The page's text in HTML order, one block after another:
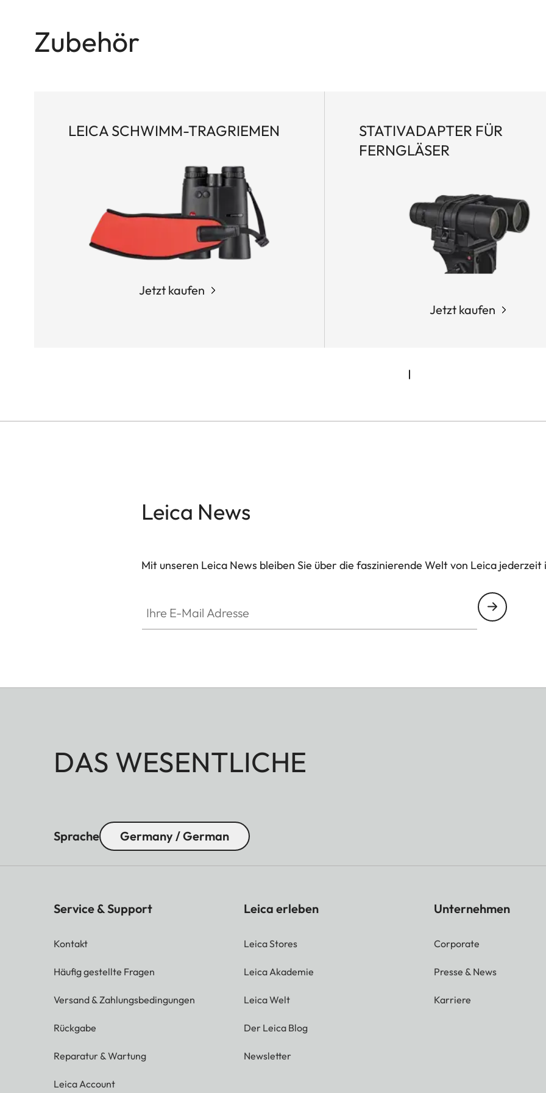
Jagd vor allem unter schwierigen Lichtbedingungen – und das mit konkurrenzlosem Bedienkomfort.
Zubehör
LEICA SCHWIMM-TRAGRIEMEN
Jetzt kaufen
STATIVADAPTER FÜR
FERNGLÄSER
Jetzt kaufen
Leica News
Mit unseren Leica News bleiben Sie über die faszinierende Welt von Leica
DAS WESENTLICHE
Sprache Germany / German
Service & Support
Kontakt
Häufig gestellte Fragen
Versand & Zahlungsbedingungen
Rückgabe
Reparatur & Wartung
Leica Account
Leica erleben
Leica Stores
Leica Akademie
Leica Welt
Der Leica Blog
Newsletter
Unternehmen
Corporate
Presse & News
Karriere